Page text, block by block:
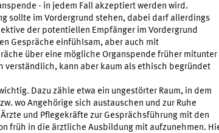
- in jedem Fall akzeptiert werden wird.
sollte im Vordergrund stehen, dabei darf allerdings
der potentiellen Empfänger im Vordergrund
Gespräche einfühlsam, aber auch mit
über eine mögliche Organspende früher mitunter
kann aber kaum als ethisch begründet
Dazu zähle etwa ein ungestörter Raum, in dem
wo Angehörige sich austauschen und zur Ruhe
und Pflegekräfte zur Gesprächsführung mit den
früh in die ärztliche Ausbildung mit aufzunehmen.